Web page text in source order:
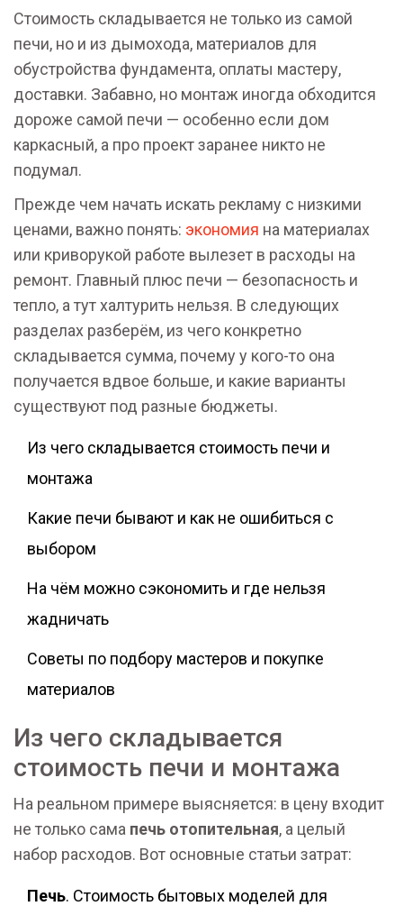
Стоимость складывается не только из самой
печи, но и из дымохода, материалов для
обустройства фундамента, оплаты мастеру,
доставки. Забавно, но монтаж иногда обходится
дороже самой печи — особенно если дом
каркасный, а про проект заранее никто не
подумал.
Прежде чем начать искать рекламу с низкими
ценами, важно понять: экономия на материалах
или криворукой работе вылезет в расходы на
ремонт. Главный плюс печи — безопасность и
тепло, а тут халтурить нельзя. В следующих
разделах разберём, из чего конкретно
складывается сумма, почему у кого-то она
получается вдвое больше, и какие варианты
существуют под разные бюджеты.
Из чего складывается стоимость печи и
монтажа
Какие печи бывают и как не ошибиться с
выбором
На чём можно сэкономить и где нельзя
жадничать
Советы по подбору мастеров и покупке
материалов
Из чего складывается
стоимость печи и монтажа
На реальном примере выясняется: в цену входит
не только сама печь отопительная, а целый
набор расходов. Вот основные статьи затрат:
Печь. Стоимость бытовых моделей для